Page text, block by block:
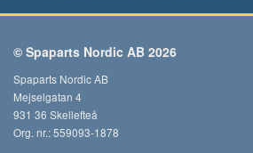
© Spaparts Nordic AB 2026
Spaparts Nordic AB
Mejselgatan 4
931 36 Skellefteå
Org. nr.: 559093-1878